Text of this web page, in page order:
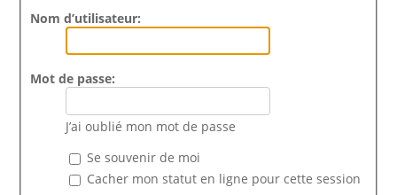
Nom d’utilisateur:
Mot de passe:
J’ai oublié mon mot de passe
Se souvenir de moi
Cacher mon statut en ligne pour cette session